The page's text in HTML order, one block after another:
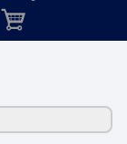
Корзина: товаров в